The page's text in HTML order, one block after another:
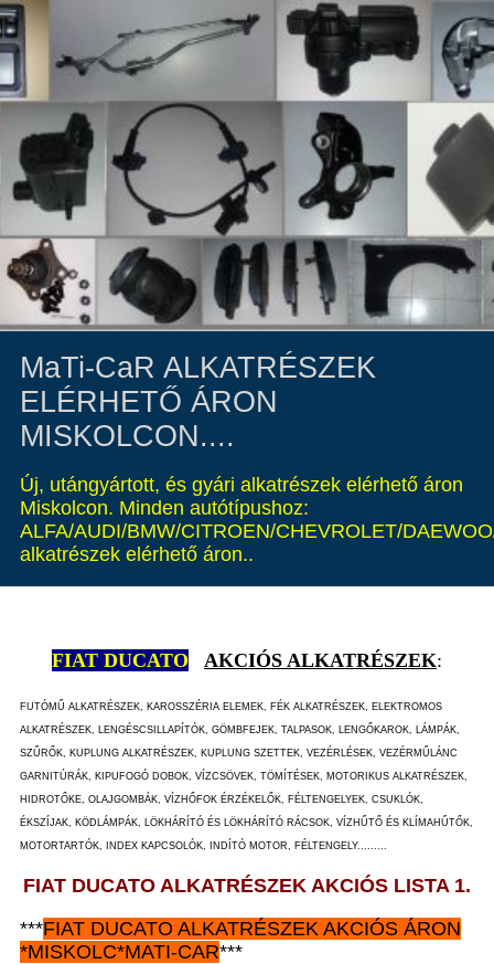
MaTi-CaR ALKATRÉSZEK
ELÉRHETŐ ÁRON
MISKOLCON....
Új, utángyártott, és gyári alkatrészek elérhető áron
Miskolcon. Minden autótípushoz:
ALFA/AUDI/BMW/CITROEN/CHEVROLET/
alkatrészek elérhető áron..
FIAT DUCATO AKCIÓS ALKATRÉSZEK:
FUTÓMŰ ALKATRÉSZEK, KAROSSZÉRIA ELEMEK, FÉK ALKATRÉSZEK, ELEKTROMOS
ALKATRÉSZEK, LENGÉSCSILLAPÍTÓK, GÖMBFEJEK, TALPASOK, LENGŐKAROK, LÁMPÁK,
SZŰRŐK, KUPLUNG ALKATRÉSZEK, KUPLUNG SZETTEK, VEZÉRLÉSEK, VEZÉRMŰLÁNC
GARNITÚRÁK, KIPUFOGÓ DOBOK, VÍZCSÖVEK, TÖMÍTÉSEK, MOTORIKUS ALKATRÉSZEK,
HIDROTŐKE, OLAJGOMBÁK, VÍZHŐFOK ÉRZÉKELŐK, FÉLTENGELYEK, CSUKLÓK,
ÉKSZÍJAK, KÖDLÁMPÁK, LÖKHÁRÍTÓ ÉS LÖKHÁRÍTÓ RÁCSOK, VÍZHŰTŐ ÉS KLÍMAHŰTŐK,
MOTORTARTÓK, INDEX KAPCSOLÓK, INDÍTÓ MOTOR, FÉLTENGELY.........
FIAT DUCATO ALKATRÉSZEK AKCIÓS LISTA 1.
***FIAT DUCATO ALKATRÉSZEK AKCIÓS ÁRON
*MISKOLC*MATI-CAR***